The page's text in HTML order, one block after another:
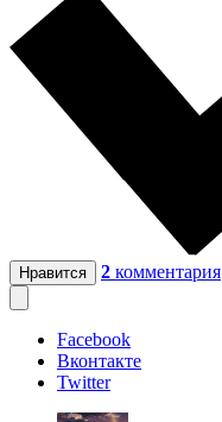
Нравится 2 комментария
Facebook
Вконтакте
Twitter